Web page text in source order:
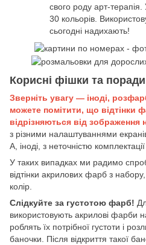
свого роду арт-
30 кольорів.
сьогодні надихають!
Корисні фішки та
Зверніть увагу — іноді,
можете помітити, що відтінки
відрізняються від зображення
з різними налаштуваннями
А, іноді, з неточністю
У таких випадках ми радимо
відтінки акрилових фарб з
колір.
Слідкуйте за густотою фарб!
використовують акрилові фарби
роблять їх потрібної густоти і
баночки. Після відкриття такої